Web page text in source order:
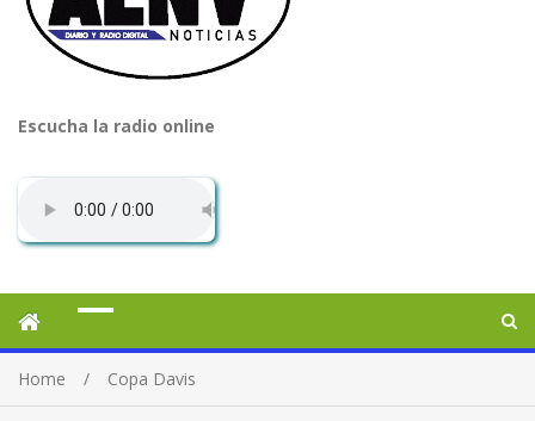
Escucha la radio online
Home Copa Davis